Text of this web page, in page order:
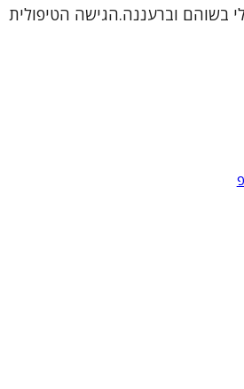
בשוהם וברעננה.הגישה הטיפולית